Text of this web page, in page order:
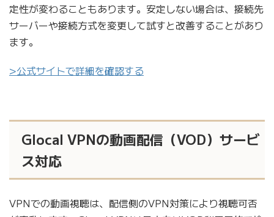
定性が変わることもあります。安定しない場合は、接続先
サーバーや接続方式を変更して試すと改善することがあり
ます。
>公式サイトで詳細を確認する
Glocal VPNの動画配信（VOD）サービ
ス対応
VPNでの動画視聴は、配信側のVPN対策により視聴可否